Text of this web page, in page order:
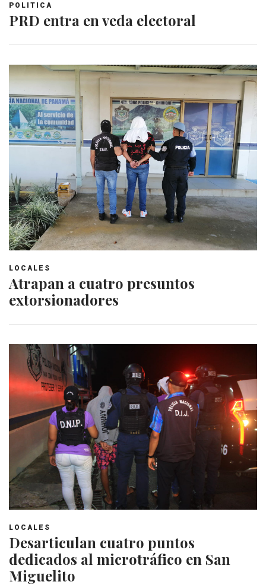
POLITICA
PRD entra en veda electoral
LOCALES
Atrapan a cuatro presuntos
extorsionadores
LOCALES
Desarticulan cuatro puntos
dedicados al microtráfico en San
Miguelito